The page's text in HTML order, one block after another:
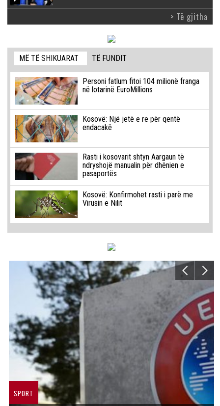
> Të gjitha
MË TË SHIKUARAT TË FUNDIT
Personi fatlum fitoi 104 milionë franga
në lotarinë EuroMillions
Kosovë: Një jetë e re për qentë
endacakë
Rasti i kosovarit shtyn Aargaun të
ndryshojë manualin për dhënien e
pasaportës
Kosovë: Konfirmohet rasti i parë me
Virusin e Nilit
SPORT